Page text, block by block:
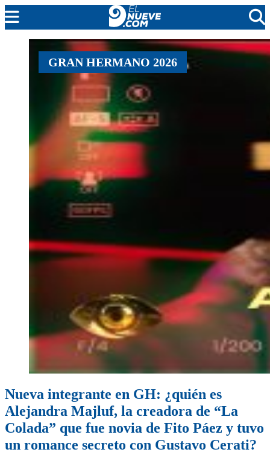
MENDOZA
CADA DÍA
NOTICIERO 9
PROTAGONISTAS
EL NUEVE STREAMS
PROGRAMACIÓN
EN VIVO
GRAN HERMANO 2026
Nueva integrante en GH: ¿quién es
Alejandra Majluf, la creadora de “La
Colada” que fue novia de Fito Páez y tuvo
un romance secreto con Gustavo Cerati?